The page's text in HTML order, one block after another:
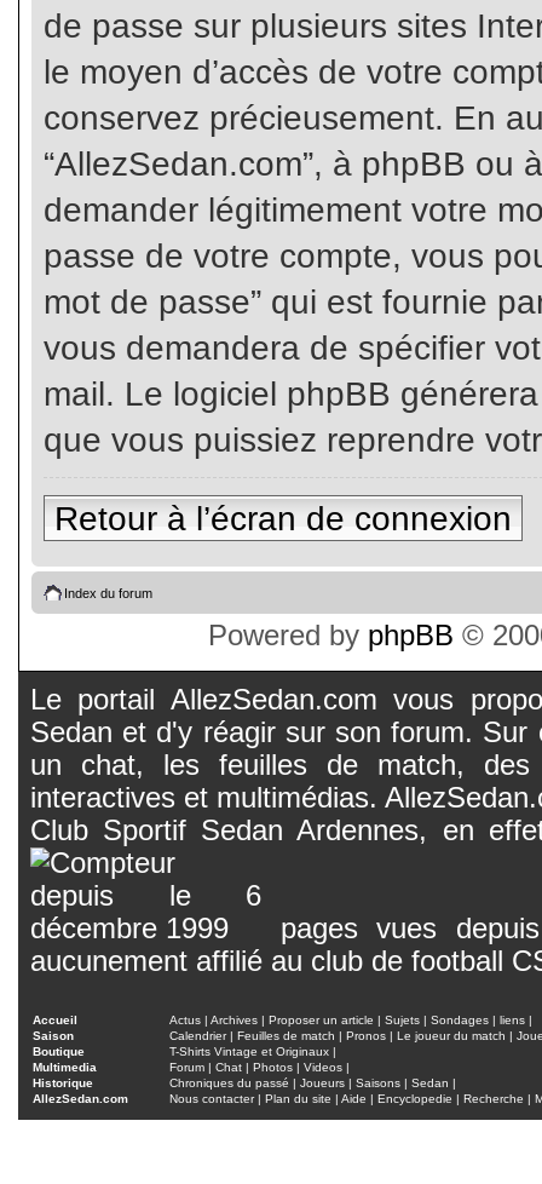
de passe sur plusieurs sites
le moyen d’accès de votre
conservez précieusement. En
“AllezSedan.com”, à phpBB ou
demander légitimement votre
passe de votre compte, vous
mot de passe” qui est fournie
vous demandera de spécifier
mail. Le logiciel phpBB
que vous puissiez reprendre
Retour à l’écran de connexion
Index du forum
Powered by phpBB ©
Le portail AllezSedan.com vous
Sedan et d'y réagir sur son forum.
un chat, les feuilles de match, des
interactives et multimédias.
Club Sportif Sedan Ardennes, en
pages vues
aucunement affilié au club de football
Accueil Actus | Archives | Proposer un article | Sujets | Sondages | liens |
Saison
Calendrier| Feuilles de match | Pronos | Le joueur du match |
Boutique
T-Shirts Vintage et Originaux |
Multimedia
Forum | Chat | Photos | Videos |
Historique
Chroniques du passé | Joueurs | Saisons | Sedan |
AllezSedan.com
Nous contacter| Plan du site | Aide | Encyclopedie | Recherche |